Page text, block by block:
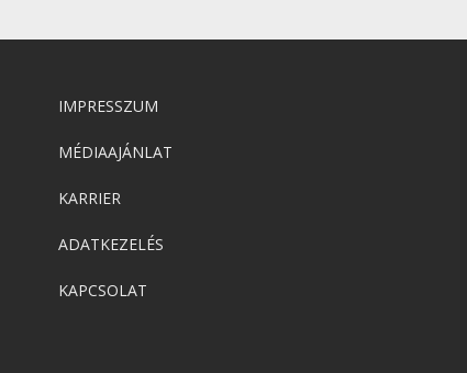
IMPRESSZUM
MÉDIAAJÁNLAT
KARRIER
ADATKEZELÉS
KAPCSOLAT